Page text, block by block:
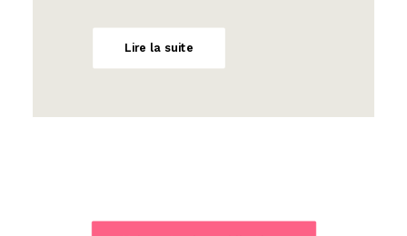
Lire la suite